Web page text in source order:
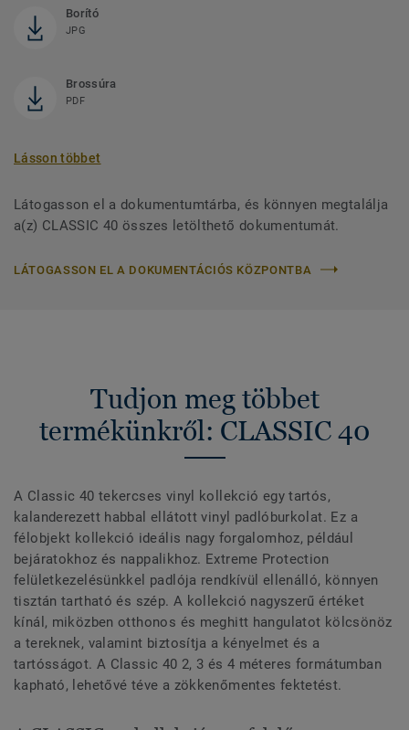
Borító
JPG
Brossúra
PDF
Lásson többet
Látogasson el a dokumentumtárba, és könnyen megtalálja
a(z) CLASSIC 40 összes letölthető dokumentumát.
LÁTOGASSON EL A DOKUMENTÁCIÓS KÖZPONTBA
Tudjon meg többet
termékünkről: CLASSIC 40
A Classic 40 tekercses vinyl kollekció egy tartós,
kalanderezett habbal ellátott vinyl padlóburkolat. Ez a
félobjekt kollekció ideális nagy forgalomhoz, például
bejáratokhoz és nappalikhoz. Extreme Protection
felületkezelésünkkel padlója rendkívül ellenálló, könnyen
tisztán tartható és szép. A kollekció nagyszerű értéket
kínál, miközben otthonos és meghitt hangulatot kölcsönöz
a tereknek, valamint biztosítja a kényelmet és a
tartósságot. A Classic 40 2, 3 és 4 méteres formátumban
kapható, lehetővé téve a zökkenőmentes fektetést.